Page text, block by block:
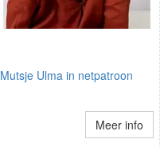
Mutsje Ulma in netpatroon
Meer info